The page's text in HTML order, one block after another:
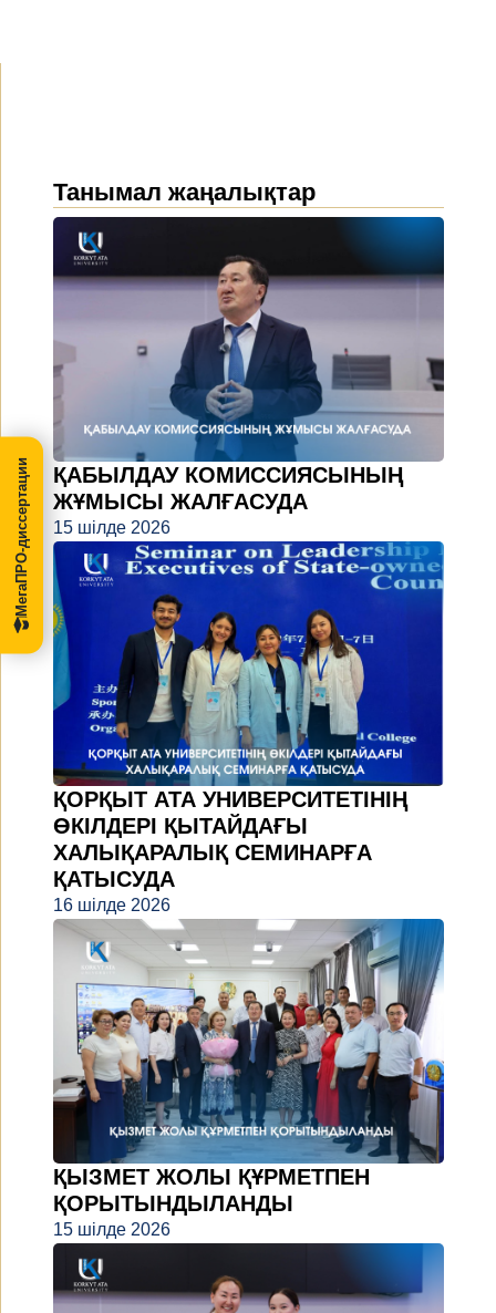
Танымал жаңалықтар
ҚАБЫЛДАУ КОМИССИЯСЫНЫҢ
ЖҰМЫСЫ ЖАЛҒАСУДА
15 шілде 2026
ҚОРҚЫТ АТА УНИВЕРСИТЕТІНІҢ
ӨКІЛДЕРІ ҚЫТАЙДАҒЫ
ХАЛЫҚАРАЛЫҚ СЕМИНАРҒА
ҚАТЫСУДА
16 шілде 2026
ҚЫЗМЕТ ЖОЛЫ ҚҰРМЕТПЕН
ҚОРЫТЫНДЫЛАНДЫ
15 шілде 2026
МегаПРО-диссертации